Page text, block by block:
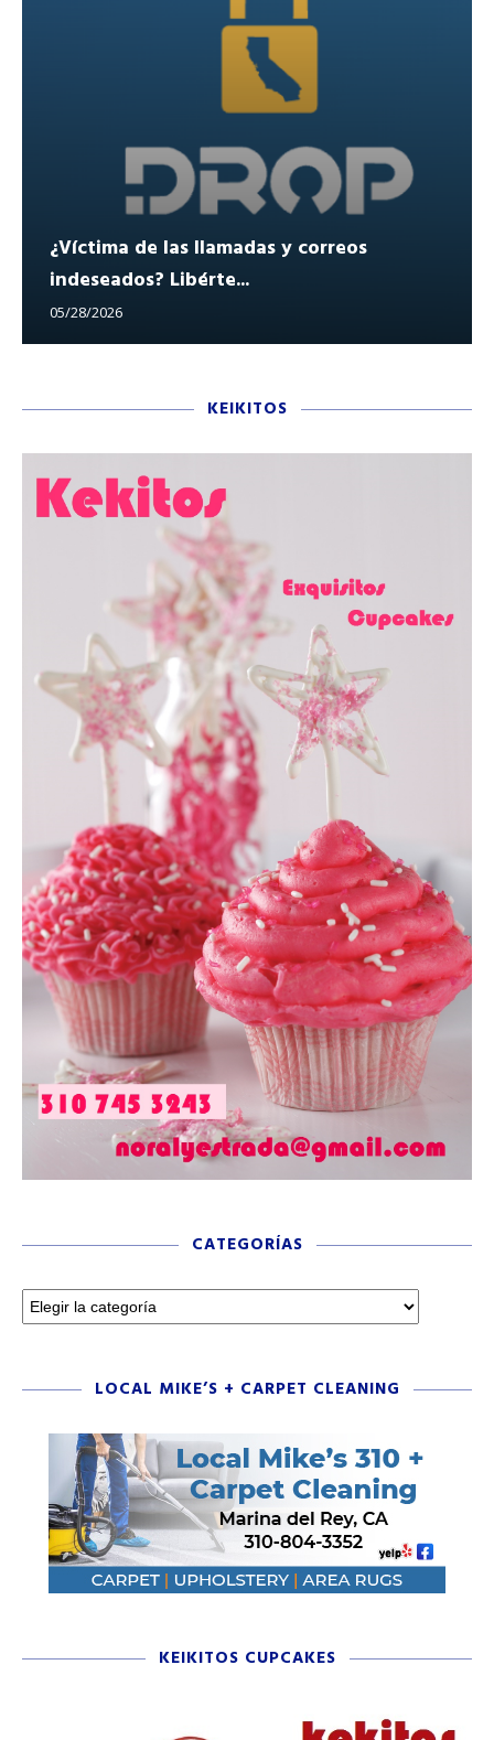
¿Víctima de las llamadas y correos
indeseados? Libérte...
05/28/2026
KEIKITOS
CATEGORÍAS
LOCAL MIKE’S + CARPET CLEANING
KEIKITOS CUPCAKES